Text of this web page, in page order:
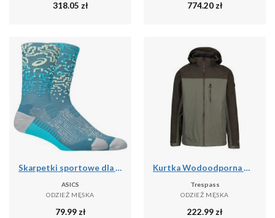
318.05 zł 774.20 zł
Skarpetki sportowe dla dorosłych Performance Run Sock Crew
ASICS
ODZIEŻ MĘSKA
79.99 zł
Kurtka Wodoodporna Męska Curbridge TP75
Trespass
ODZIEŻ MĘSKA
222.99 zł